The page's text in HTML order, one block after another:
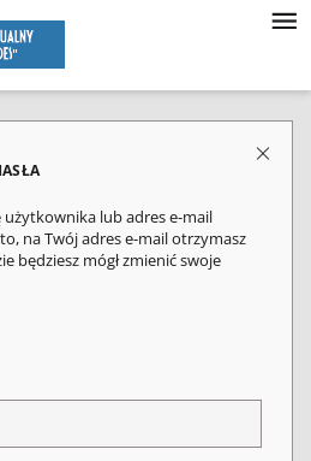
lub adres e-mail
na Twój adres e-mail otrzymasz
będziesz mógł zmienić swoje